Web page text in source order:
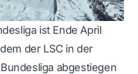
ist Ende April
der LSC in der
abgestiegen